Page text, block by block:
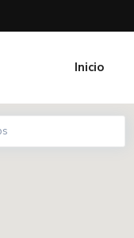
Inicio